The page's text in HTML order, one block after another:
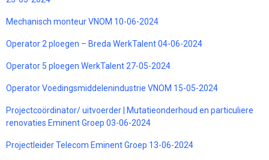
Mechanisch monteur VNOM 10-06-2024
Operator 2 ploegen – Breda WerkTalent 04-06-2024
Operator 5 ploegen WerkTalent 27-05-2024
Operator Voedingsmiddelenindustrie VNOM 15-05-2024
Projectcoördinator/ uitvoerder | Mutatieonderhoud en particuliere
renovaties Eminent Groep 03-06-2024
Projectleider Telecom Eminent Groep 13-06-2024